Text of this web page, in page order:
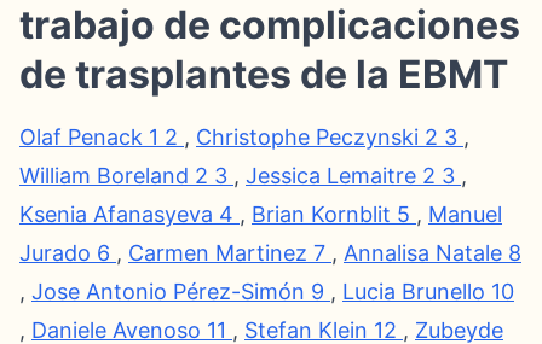
trabajo de complicaciones
de trasplantes de la EBMT
Olaf Penack 1 2 , Christophe Peczynski 2 3 ,
William Boreland 2 3 , Jessica Lemaitre 2 3 ,
Ksenia Afanasyeva 4 , Brian Kornblit 5 , Manuel
Jurado 6 , Carmen Martinez 7 , Annalisa Natale 8
, Jose Antonio Pérez-Simón 9 , Lucia Brunello 10
, Daniele Avenoso 11 , Stefan Klein 12 , Zubeyde